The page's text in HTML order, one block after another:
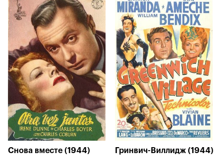
Снова вместе (1944) Гринвич-Виллидж (1944)